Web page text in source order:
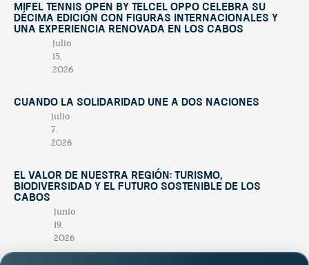
Mifel Tennis Open by Telcel Oppo celebra su
décima edición con figuras internacionales y
una experiencia renovada en Los Cabos
julio
15,
2026
Cuando la solidaridad une a dos naciones
julio
7,
2026
El valor de nuestra región: turismo,
biodiversidad y el futuro sostenible de Los
Cabos
junio
19,
2026